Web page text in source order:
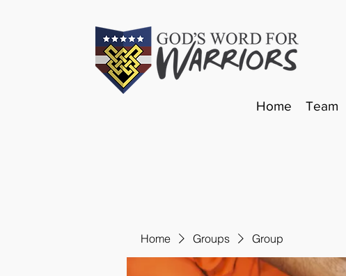
Home Team
Home Groups Group